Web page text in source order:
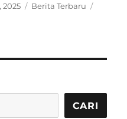
2025 Categories
Berita Terbaru
CARI